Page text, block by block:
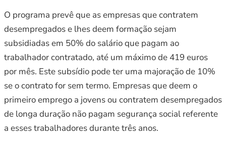
O programa prevê que as empresas que contratem
desempregados e lhes deem formação sejam
subsidiadas em 50% do salário que pagam ao
trabalhador contratado, até um máximo de 419 euros
por mês. Este subsídio pode ter uma majoração de 10%
se o contrato for sem termo. Empresas que deem o
primeiro emprego a jovens ou contratem desempregados
de longa duração não pagam segurança social referente
a esses trabalhadores durante três anos.